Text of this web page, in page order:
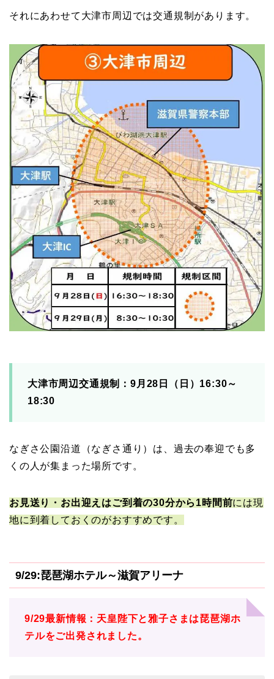
それにあわせて大津市周辺では交通規制があります。
大津市周辺交通規制：9月28日（日）16:30～
18:30
なぎさ公園沿道（なぎさ通り）は、過去の奉迎でも多
くの人が集まった場所です。
お見送り・お出迎えはご到着の30分から1時間前には現
地に到着しておくのがおすすめです。
9/29:琵琶湖ホテル～滋賀アリーナ
9/29最新情報：天皇陛下と雅子さまは琵琶湖ホ
テルをご出発されました。